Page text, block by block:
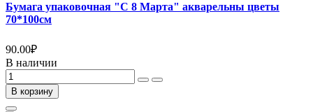
Бумага упаковочная "С 8 Марта" акварельны цветы
70*100см
90.00₽
В наличии
В корзину